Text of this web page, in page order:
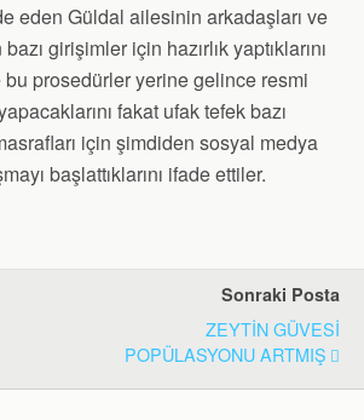
eden Güldal ailesinin arkadaşları ve
girişimler için hazırlık yaptıklarını
prosedürler yerine gelince resmi
fakat ufak tefek bazı
için şimdiden sosyal medya
başlattıklarını ifade ettiler.
Sonraki Posta
ZEYTİN GÜVESİ
POPÜLASYONU ARTMIŞ